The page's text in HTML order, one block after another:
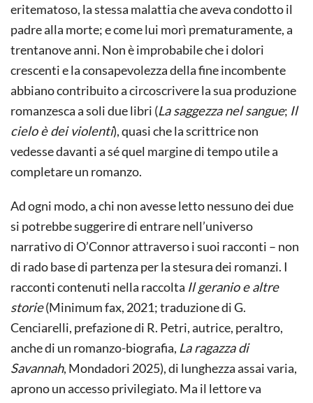
eritematoso, la stessa malattia che aveva condotto il
padre alla morte; e come lui morì prematuramente, a
trentanove anni. Non è improbabile che i dolori
crescenti e la consapevolezza della fine incombente
abbiano contribuito a circoscrivere la sua produzione
romanzesca a soli due libri (La saggezza nel sangue; Il
cielo è dei violenti), quasi che la scrittrice non
vedesse davanti a sé quel margine di tempo utile a
completare un romanzo.
Ad ogni modo, a chi non avesse letto nessuno dei due
si potrebbe suggerire di entrare nell’universo
narrativo di O’Connor attraverso i suoi racconti – non
di rado base di partenza per la stesura dei romanzi. I
racconti contenuti nella raccolta Il geranio e altre
storie(Minimum fax, 2021; traduzione di G.
Cenciarelli, prefazione di R. Petri, autrice, peraltro,
anche di un romanzo-biografia, La ragazza di
Savannah, Mondadori 2025), di lunghezza assai varia,
aprono un accesso privilegiato. Ma il lettore va